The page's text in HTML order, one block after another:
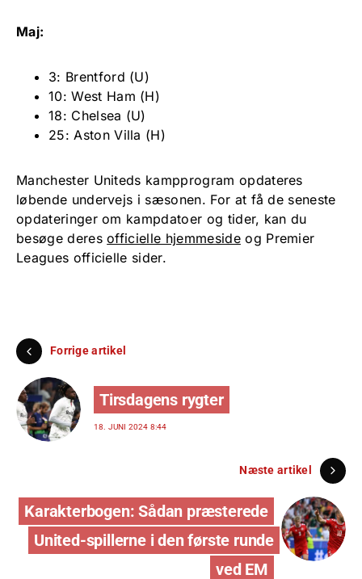
Maj:
3: Brentford (U)
10: West Ham (H)
18: Chelsea (U)
25: Aston Villa (H)
Manchester Uniteds kampprogram opdateres
løbende undervejs i sæsonen. For at få de seneste
opdateringer om kampdatoer og tider, kan du
besøge deresofficielle hjemmesideog Premier
Leagues officielle sider.
Forrige artikel
Tirsdagens rygter
18. JUNI 2024 8:44
Næste artikel
Karakterbogen: Sådan præsterede
United-spillerne i den første runde
ved EM